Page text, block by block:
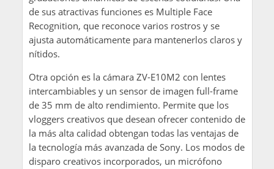
de sus atractivas funciones es Multiple Face
Recognition, que reconoce varios rostros y se
ajusta automáticamente para mantenerlos claros y
nítidos.
Otra opción es la cámara ZV-E10M2 con lentes
intercambiables y un sensor de imagen full-frame
de 35 mm de alto rendimiento. Permite que los
vloggers creativos que desean ofrecer contenido de
la más alta calidad obtengan todas las ventajas de
la tecnología más avanzada de Sony. Los modos de
disparo creativos incorporados, un micrófono